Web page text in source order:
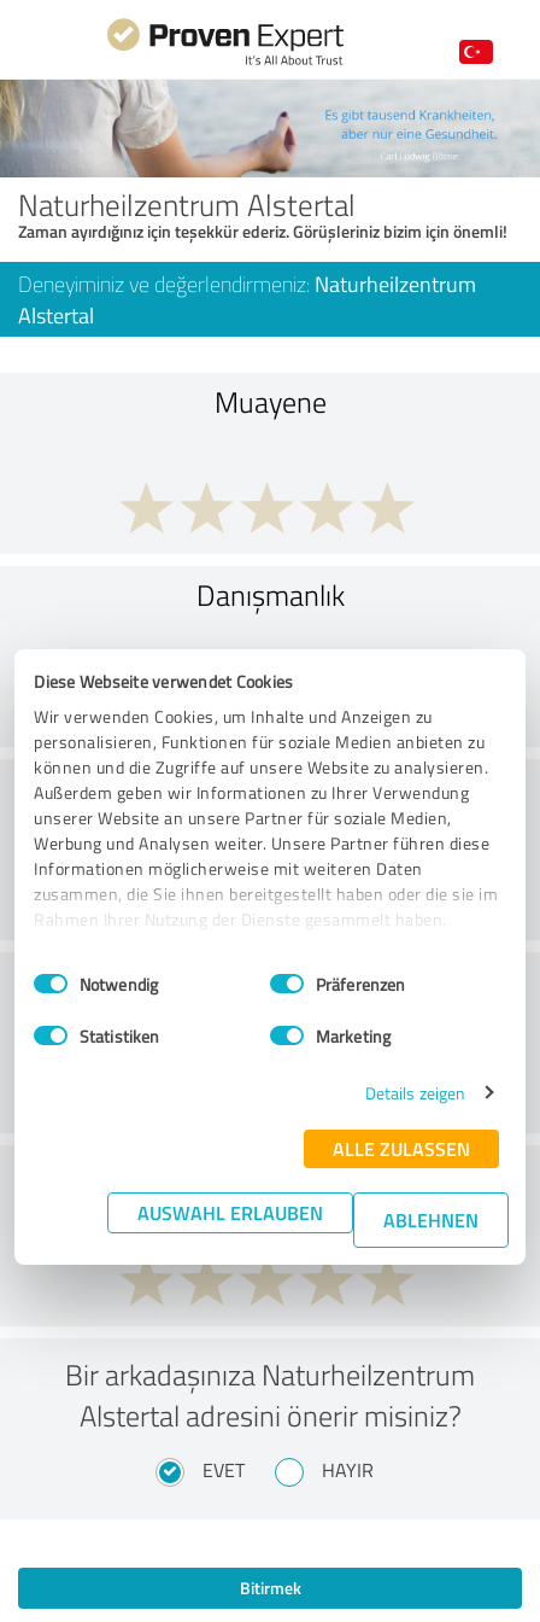
Diese Webseite verwendet Cookies
Wir verwenden Cookies, um Inhalte und Anzeigen zu
personalisieren, Funktionen für soziale Medien anbieten zu
können und die Zugriffe auf unsere Website zu analysieren.
Außerdem geben wir Informationen zu Ihrer Verwendung
unserer Website an unsere Partner für soziale Medien,
Werbung und Analysen weiter. Unsere Partner führen diese
Informationen möglicherweise mit weiteren Daten
zusammen, die Sie ihnen bereitgestellt haben oder die sie im
Rahmen Ihrer Nutzung der Dienste gesammelt haben.
Impressum Datenschutzbestimmungen
Einwilligungsauswahl
Notwendig Präferenzen
Statistiken Marketing
Details zeigen
ALLE ZULASSEN
AUSWAHL ERLAUBEN ABLEHNEN
Naturheilzentrum Alstertal
Zaman ayırdığınız için teşekkür ederiz. Görüşleriniz bizim için önemli!
Deneyiminiz ve değerlendirmeniz: Naturheilzentrum
Alstertal
Muayene
Danışmanlık
Tedavi
Uygulama
Hizmet
Bir arkadaşınıza Naturheilzentrum
Alstertal adresini önerir misiniz?
EVET HAYIR
Bitirmek